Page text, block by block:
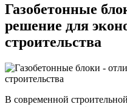
Газобетонные
решение для
строительства
В современной